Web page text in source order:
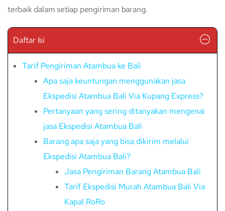
terbaik dalam setiap pengiriman barang.
Daftar Isi
Tarif Pengiriman Atambua ke Bali
Apa saja keuntungan menggunakan jasa
Ekspedisi Atambua Bali Via Kupang Express?
Pertanyaan yang sering ditanyakan mengenai
jasa Ekspedisi Atambua Bali
Barang apa saja yang bisa dikirim melalui
Ekspedisi Atambua Bali?
Jasa Pengiriman Barang Atambua Bali
Tarif Ekspedisi Murah Atambua Bali Via
Kapal RoRo